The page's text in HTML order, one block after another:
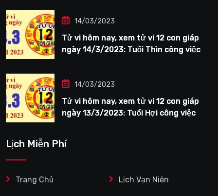
14/03/2023
Tử vi hôm nay, xem tử vi 12 con giáp
ngày 14/3/2023: Tuổi Thìn công việc
14/03/2023
Tử vi hôm nay, xem tử vi 12 con giáp
ngày 13/3/2023: Tuổi Hợi công việc
Lịch Miễn Phí
Trang Chủ Lịch Vạn Niên